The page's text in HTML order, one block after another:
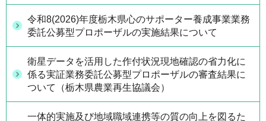
令和8(2026)年度栃木県心のサポーター養成事業業務
委託公募型プロポーザルの実施結果について
衛星データを活用した作付状況現地確認の省力化に
係る実証業務委託公募型プロポーザルの審査結果に
ついて（栃木県農業再生協議会）
一体的実施及び地域職域連携等の質の向上を図るた